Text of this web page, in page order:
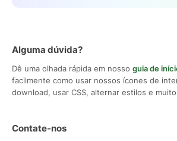
Alguma dúvida?
Dê uma olhada rápida em nosso guia de
facilmente como usar nossos ícones de
download, usar CSS, alternar estilos e muito
Contate-nos